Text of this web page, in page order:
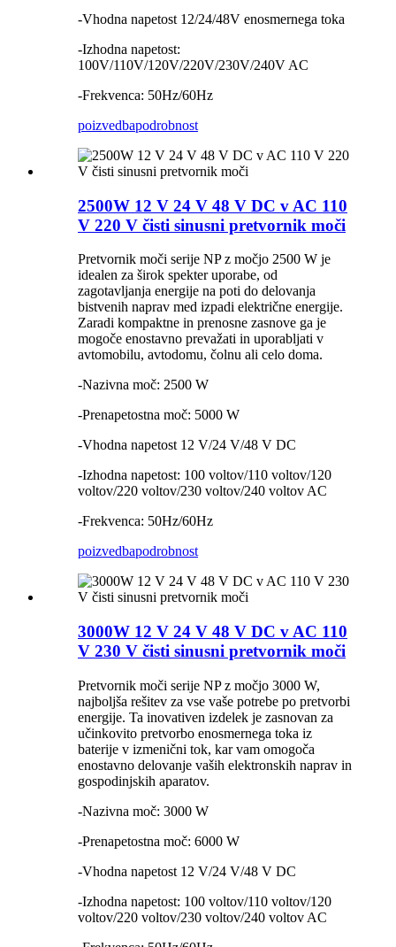
-Vhodna napetost 12/24/48V enosmernega toka
-Izhodna napetost:
100V/110V/120V/220V/230V/240V AC
-Frekvenca: 50Hz/60Hz
poizvedbapodrobnost
2500W 12 V 24 V 48 V DC v AC 110
V 220 V čisti sinusni pretvornik moči
Pretvornik moči serije NP z močjo 2500 W je
idealen za širok spekter uporabe, od
zagotavljanja energije na poti do delovanja
bistvenih naprav med izpadi električne energije.
Zaradi kompaktne in prenosne zasnove ga je
mogoče enostavno prevažati in uporabljati v
avtomobilu, avtodomu, čolnu ali celo doma.
-Nazivna moč: 2500 W
-Prenapetostna moč: 5000 W
-Vhodna napetost 12 V/24 V/48 V DC
-Izhodna napetost: 100 voltov/110 voltov/120
voltov/220 voltov/230 voltov/240 voltov AC
-Frekvenca: 50Hz/60Hz
poizvedbapodrobnost
3000W 12 V 24 V 48 V DC v AC 110
V 230 V čisti sinusni pretvornik moči
Pretvornik moči serije NP z močjo 3000 W,
najboljša rešitev za vse vaše potrebe po pretvorbi
energije. Ta inovativen izdelek je zasnovan za
učinkovito pretvorbo enosmernega toka iz
baterije v izmenični tok, kar vam omogoča
enostavno delovanje vaših elektronskih naprav in
gospodinjskih aparatov.
-Nazivna moč: 3000 W
-Prenapetostna moč: 6000 W
-Vhodna napetost 12 V/24 V/48 V DC
-Izhodna napetost: 100 voltov/110 voltov/120
voltov/220 voltov/230 voltov/240 voltov AC